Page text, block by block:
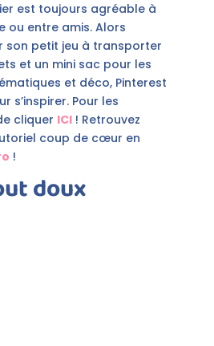
est toujours agréable à
ou entre amis. Alors
son petit jeu à transporter
et un mini sac pour les
et déco, Pinterest
s’inspirer. Pour les
cliquer ICI! Retrouvez
coup de cœur en
!
doux